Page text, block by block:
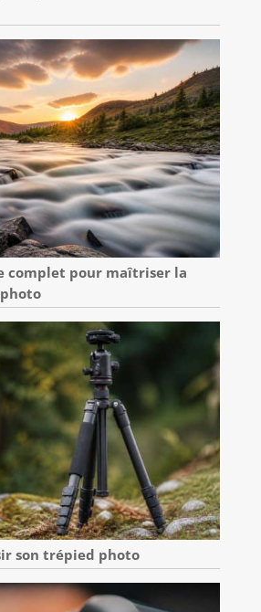
complet pour maîtriser la
son trépied photo